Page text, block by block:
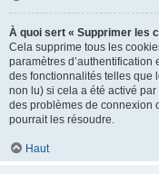
À quoi sert « Supprimer les
Cela supprime tous les
paramètres d’authentification
des fonctionnalités telles que
non lu) si cela a été activé
des problèmes de connexion
pourrait les résoudre.
Haut